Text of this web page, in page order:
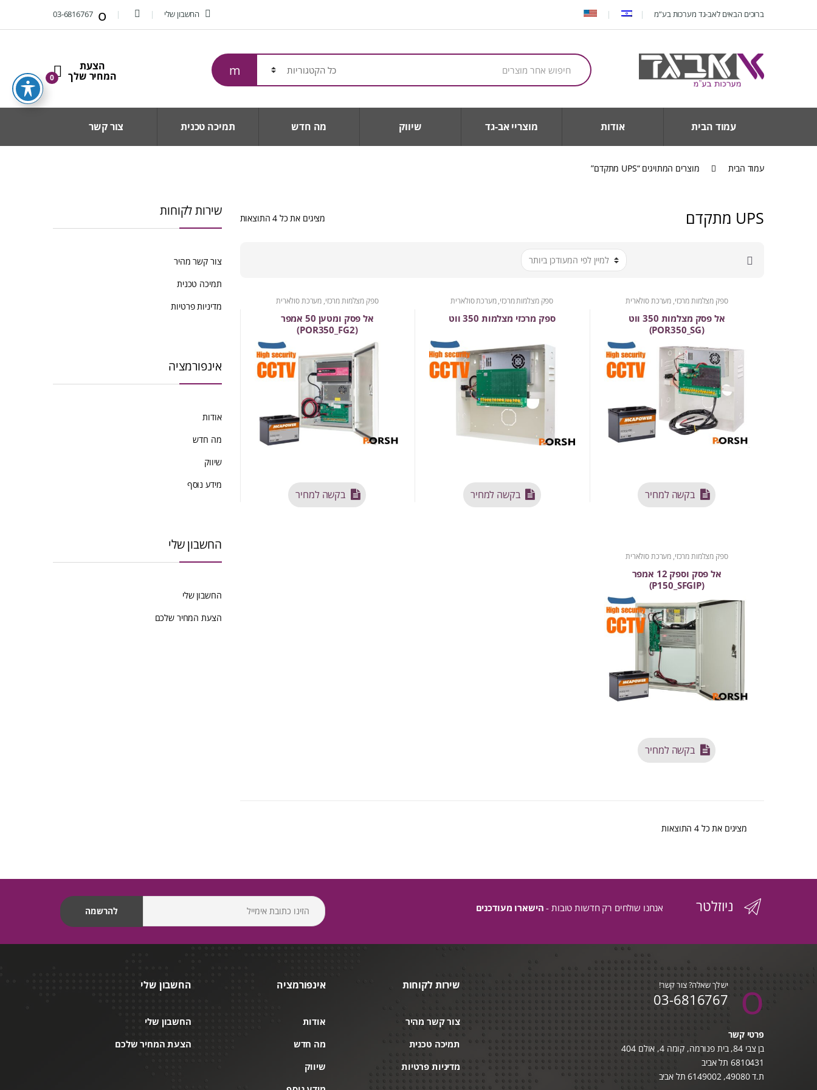
ברוכים הבאים לאב-גד מערכות בע”מ החשבון שלי 03-6816767
חיפוש
עבור:
0
עמוד הבית אודות מוצריי אב-גד שיווק מה חדש תמיכה טכנית צור קשר
עמוד הבית מוצרים המתויגים “UPS מתקדם”
UPS מתקדם מציגים את כל ⁦4⁩ התוצאות
ממוין
העדכני
ספק מצלמות מרכזי, מערכת סולארית
אל פסק מצלמות 350 ווט
(POR350_SG)
בקשה למחיר
ספק מצלמות מרכזי, מערכת סולארית
ספק מרכזי מצלמות 350 ווט
בקשה למחיר
ספק מצלמות מרכזי, מערכת סולארית
אל פסק ומטען 50 אמפר
(POR350_FG2)
בקשה למחיר
ספק מצלמות מרכזי, מערכת סולארית
אל פסק וספק 12 אמפר
(P150_SFGIP)
בקשה למחיר
מציגים את כל ⁦4⁩ התוצאות ממוין
הפריט
העדכני
שירות לקוחות
צור קשר מהיר
תמיכה טכנית
מדיניות פרטיות
אינפורמציה
אודות
מה חדש
שיווק
מידע נוסף
החשבון שלי
החשבון שלי
הצעת המחיר שלכם
ניוזלטר אנחנו שולחים רק חדשות טובות - הישארו מעודכנים
שירות לקוחות
צור קשר מהיר
תמיכה טכנית
מדיניות פרטיות
אינפורמציה
אודות
מה חדש
שיווק
החשבון שלי
החשבון שלי
הצעת המחיר שלכם
יש לך שאלה? צור קשר!
03-6816767
פרטי קשר
בן צבי 84, בית פנורמה, קומה 4, אולם 404
6810431 תל אביב
ת.ד 49080, 6149002 תל אביב